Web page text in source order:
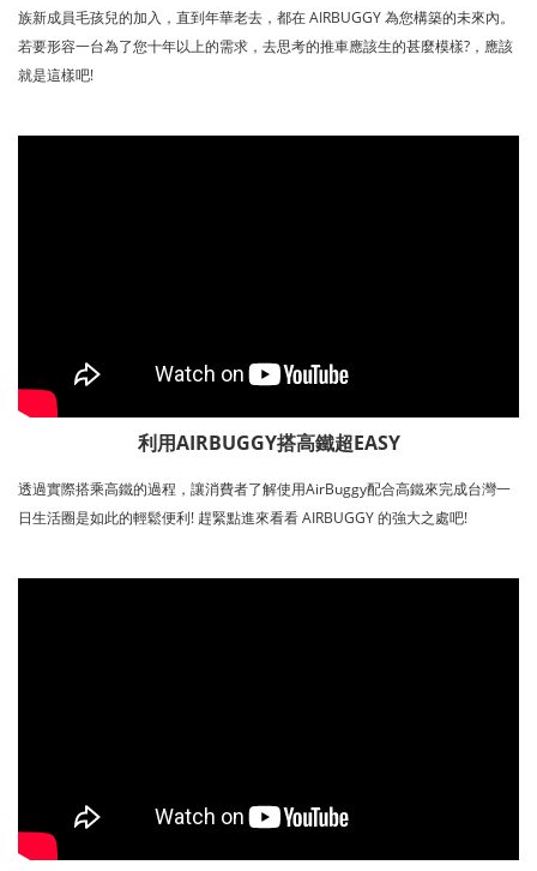
族新成員毛孩兒的加入，直到年華老去，都在 AIRBUGGY 為您構築的未來內。
若要形容一台為了您十年以上的需求，去思考的推車應該生的甚麼模樣?，應該
就是這樣吧!
利用AIRBUGGY搭高鐵超EASY
透過實際搭乘高鐵的過程，讓消費者了解使用AirBuggy配合高鐵來完成台灣一
日生活圈是如此的輕鬆便利! 趕緊點進來看看 AIRBUGGY 的強大之處吧!